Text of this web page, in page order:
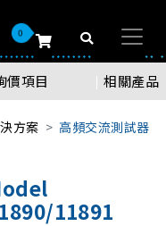
0
價項目 相關產品
方案 高頻交流測試器
11891